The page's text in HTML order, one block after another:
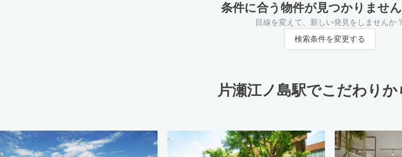
条件に合う物件が見つかりませ
目線を変えて、新しい発見をしませんか？
検索条件を変更する
片瀬江ノ島駅でこだわりか